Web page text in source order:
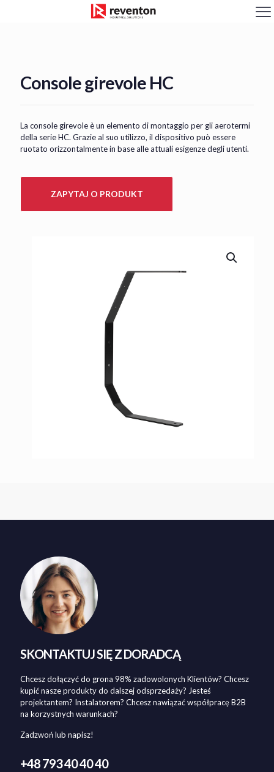
Console girevole HC
La console girevole è un elemento di montaggio per gli aerotermi
della serie HC. Grazie al suo utilizzo, il dispositivo può essere
ruotato orizzontalmente in base alle attuali esigenze degli utenti.
ZAPYTAJ O PRODUKT
SKONTAKTUJ SIĘ Z DORADCĄ
Chcesz dołączyć do grona 98% zadowolonych Klientów? Chcesz
kupić nasze produkty do dalszej odsprzedaży? Jesteś
projektantem? Instalatorem? Chcesz nawiązać współpracę B2B
na korzystnych warunkach?
Zadzwoń lub napisz!
+48 793 40 40 40